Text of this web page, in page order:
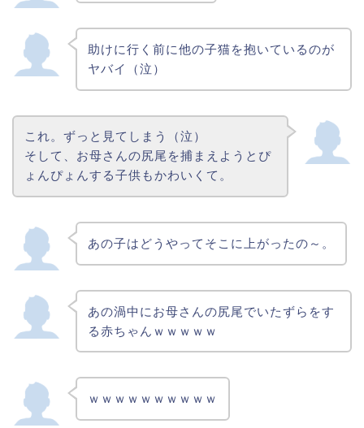
助けに行く前に他の子猫を抱いているのが
ヤバイ（泣）
これ。ずっと見てしまう（泣）
そして、お母さんの尻尾を捕まえようとぴ
ょんぴょんする子供もかわいくて。
あの子はどうやってそこに上がったの～。
あの渦中にお母さんの尻尾でいたずらをす
る赤ちゃんｗｗｗｗｗ
ｗｗｗｗｗｗｗｗｗｗ